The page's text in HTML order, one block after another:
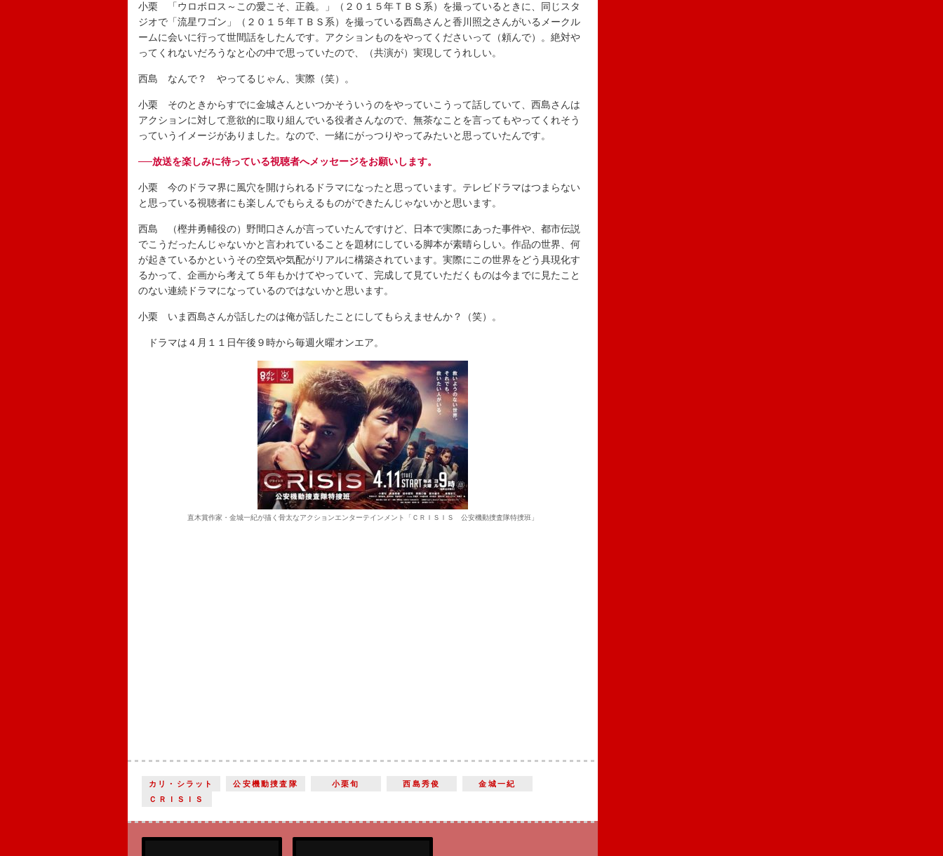
小栗 「ウロボロス～この愛こそ、正義。」（２０１５年ＴＢＳ系）を撮っているときに、同じスタ
ジオで「流星ワゴン」（２０１５年ＴＢＳ系）を撮っている西島さんと香川照之さんがいるメークル
ームに会いに行って世間話をしたんです。アクションものをやってくださいって（頼んで）。絶対や
ってくれないだろうなと心の中で思っていたので、（共演が）実現してうれしい。
西島 なんで？ やってるじゃん、実際（笑）。
小栗 そのときからすでに金城さんといつかそういうのをやっていこうって話していて、西島さんは
アクションに対して意欲的に取り組んでいる役者さんなので、無茶なことを言ってもやってくれそう
っていうイメージがありました。なので、一緒にがっつりやってみたいと思っていたんです。
──放送を楽しみに待っている視聴者へメッセージをお願いします。
小栗 今のドラマ界に風穴を開けられるドラマになったと思っています。テレビドラマはつまらない
と思っている視聴者にも楽しんでもらえるものができたんじゃないかと思います。
西島 （樫井勇輔役の）野間口さんが言っていたんですけど、日本で実際にあった事件や、都市伝説
でこうだったんじゃないかと言われていることを題材にしている脚本が素晴らしい。作品の世界、何
が起きているかというその空気や気配がリアルに構築されています。実際にこの世界をどう具現化す
るかって、企画から考えて５年もかけてやっていて、完成して見ていただくものは今までに見たこと
のない連続ドラマになっているのではないかと思います。
小栗 いま西島さんが話したのは俺が話したことにしてもらえませんか？（笑）。
ドラマは４月１１日午後９時から毎週火曜オンエア。
直木賞作家・金城一紀が描く骨太なアクションエンターテインメント「ＣＲＩＳＩＳ 公安機動捜査隊特捜班」
カリ・シラット 公安機動捜査隊 小栗旬 西島秀俊
金城一紀
ＣＲＩＳＩＳ